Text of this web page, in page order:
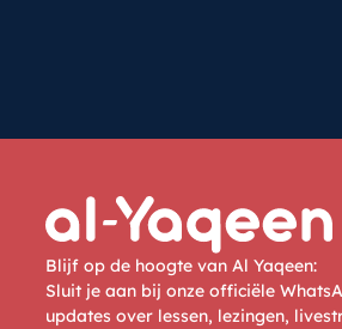
Blijf op de hoogte van Al Yaqeen:
Sluit je aan bij onze officiële
updates over lessen, lezingen,